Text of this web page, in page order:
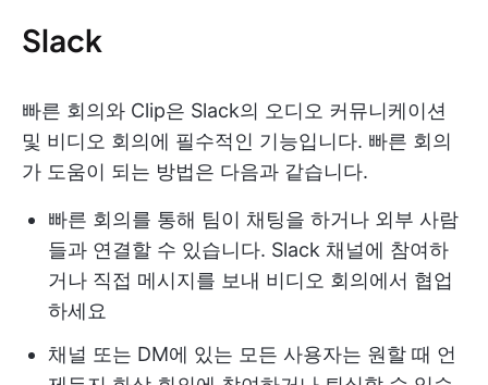
Slack
빠른 회의와 Clip은 Slack의 오디오 커뮤니케이션
및 비디오 회의에 필수적인 기능입니다. 빠른 회의
가 도움이 되는 방법은 다음과 같습니다.
빠른 회의를 통해 팀이 채팅을 하거나 외부 사람
들과 연결할 수 있습니다. Slack 채널에 참여하
거나 직접 메시지를 보내 비디오 회의에서 협업
하세요
채널 또는 DM에 있는 모든 사용자는 원할 때 언